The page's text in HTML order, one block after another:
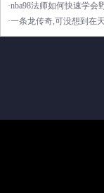
·nba98法师如何快速学会
·一条龙传奇,可没想到